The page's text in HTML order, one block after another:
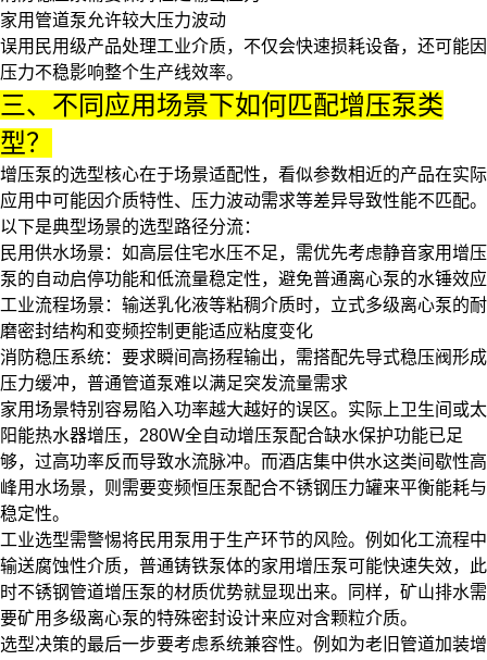
家用管道泵允许较大压力波动
误用民用级产品处理工业介质，不仅会快速损耗设备，还可能因
压力不稳影响整个生产线效率。
三、不同应用场景下如何匹配增压泵类
型？
增压泵的选型核心在于场景适配性，看似参数相近的产品在实际
应用中可能因介质特性、压力波动需求等差异导致性能不匹配。
以下是典型场景的选型路径分流：
民用供水场景：如高层住宅水压不足，需优先考虑静音家用增压
泵的自动启停功能和低流量稳定性，避免普通离心泵的水锤效应
工业流程场景：输送乳化液等粘稠介质时，立式多级离心泵的耐
磨密封结构和变频控制更能适应粘度变化
消防稳压系统：要求瞬间高扬程输出，需搭配先导式稳压阀形成
压力缓冲，普通管道泵难以满足突发流量需求
家用场景特别容易陷入功率越大越好的误区。实际上卫生间或太
阳能热水器增压，280W全自动增压泵配合缺水保护功能已足
够，过高功率反而导致水流脉冲。而酒店集中供水这类间歇性高
峰用水场景，则需要变频恒压泵配合不锈钢压力罐来平衡能耗与
稳定性。
工业选型需警惕将民用泵用于生产环节的风险。例如化工流程中
输送腐蚀性介质，普通铸铁泵体的家用增压泵可能快速失效，此
时不锈钢管道增压泵的材质优势就显现出来。同样，矿山排水需
要矿用多级离心泵的特殊密封设计来应对含颗粒介质。
选型决策的最后一步要考虑系统兼容性。例如为老旧管道加装增